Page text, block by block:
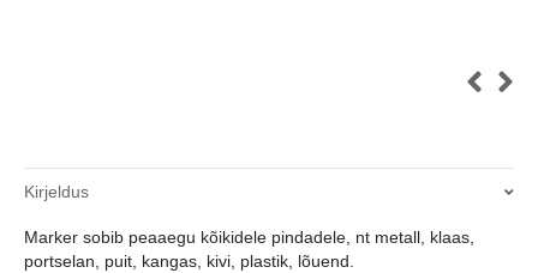
Kirjeldus
Marker sobib peaaegu kõikidele pindadele, nt metall, klaas,
portselan, puit, kangas, kivi, plastik, lõuend.